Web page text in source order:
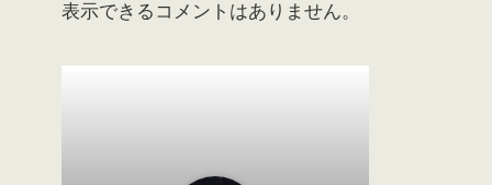
表示できるコメントはありません。